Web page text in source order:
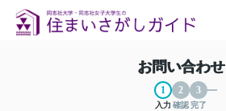
お問い合わせ
入力 確認完了